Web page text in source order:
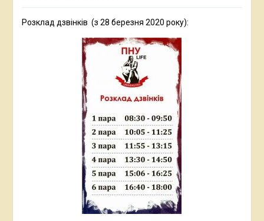
Розклад дзвінків (з 28 березня 2020 року):